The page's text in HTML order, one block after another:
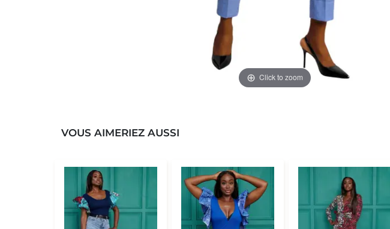
Click to zoom
VOUS AIMERIEZ AUSSI